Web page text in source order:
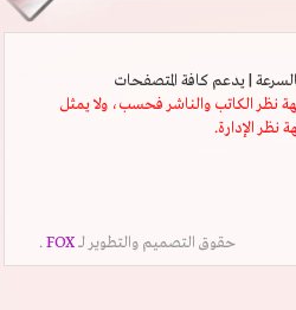
نظر الكاتب والناشر فحسب، ولا يمثل
نظر الإدارة.
حقوق التصميم والتطوير لــFOX
.